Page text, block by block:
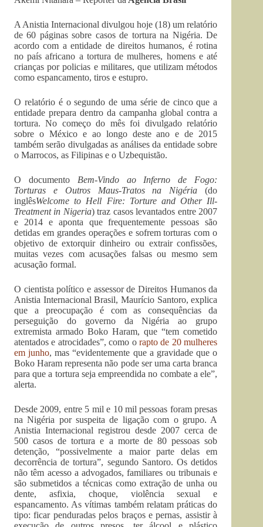
A Anistia Internacional divulgou hoje (18) um relatório
de 60 páginas sobre casos de tortura na Nigéria. De
acordo com a entidade de direitos humanos, é rotina
no país africano a tortura de mulheres, homens e até
crianças por policias e militares, que utilizam métodos
como espancamento, tiros e estupro.
O relatório é o segundo de uma série de cinco que a
entidade prepara dentro da campanha global contra a
tortura. No começo do mês foi divulgado relatório
sobre o México e ao longo deste ano e de 2015
também serão divulgadas as análises da entidade sobre
o Marrocos, as Filipinas e o Uzbequistão.
O documento Bem-Vindo ao Inferno de Fogo:
Torturas e Outros Maus-Tratos na Nigéria (do
inglêsWelcome to Hell Fire: Torture and Other Ill-
Treatment in Nigeria) traz casos levantados entre 2007
e 2014 e aponta que frequentemente pessoas são
detidas em grandes operações e sofrem torturas com o
objetivo de extorquir dinheiro ou extrair confissões,
muitas vezes com acusações falsas ou mesmo sem
acusação formal.
O cientista político e assessor de Direitos Humanos da
Anistia Internacional Brasil, Maurício Santoro, explica
que a preocupação é com as consequências da
perseguição do governo da Nigéria ao grupo
extremista armado Boko Haram, que “tem cometido
atentados e atrocidades”, como orapto de 20 mulheres
em junho, mas “evidentemente que a gravidade que o
Boko Haram representa não pode ser uma carta branca
para que a tortura seja empreendida no combate a ele”,
alerta.
Desde 2009, entre 5 mil e 10 mil pessoas foram presas
na Nigéria por suspeita de ligação com o grupo. A
Anistia Internacional registrou desde 2007 cerca de
500 casos de tortura e a morte de 80 pessoas sob
detenção, “possivelmente a maior parte delas em
decorrência de tortura”, segundo Santoro. Os detidos
não têm acesso a advogados, familiares ou tribunais e
são submetidos a técnicas como extração de unha ou
dente, asfixia, choque, violência sexual e
espancamento. As vítimas também relatam práticas do
tipo: ficar penduradas pelos braços e pernas, assistir à